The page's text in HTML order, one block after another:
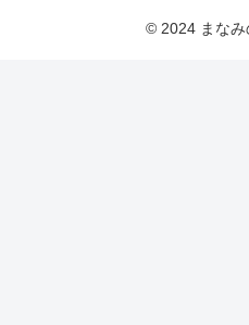
© 2024 まなみ